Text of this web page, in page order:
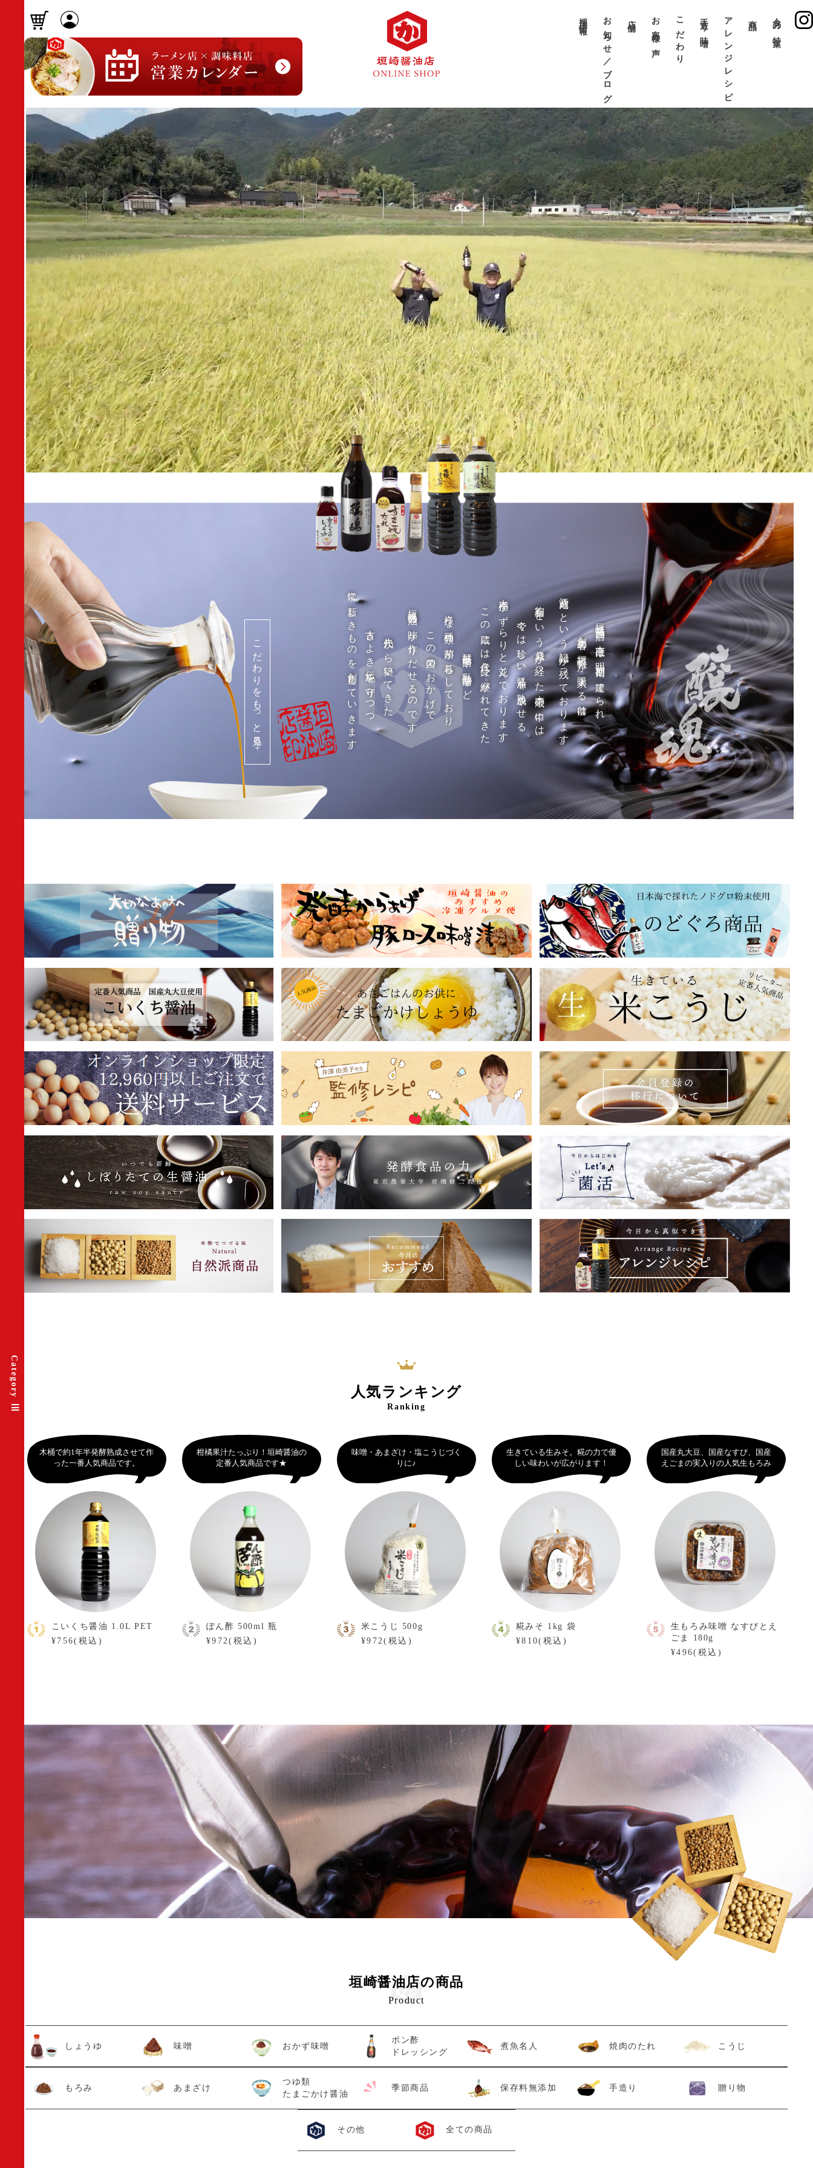
採用情報 お知らせ／ブログ お客様の声 こだわり 手造り味噌 アレンジレシピ 今月の特集
Category
垣崎醤油店の本蔵は明治初期に建てられ、
創業者の垣崎哲一が購入する前は
酒蔵だという記録が残っております。
約百年という歳月が経った本蔵の中には、
今では珍しい醤油を熟成させる
木桶がずらりと並んでおります。
この蔵には代々受け継がれてきた
酵母菌や乳酸菌など
様々な種類の菌が暮らしており、
この菌のおかげで
垣崎醤油の味が作りだせるのです。
先代から築いてきた
古きよき伝統を守りつつ
常に新しきものを創造していきます。
こだわりをもっと見る +
人気ランキング
Ranking
木桶で約1年半発酵熟成させて作
った一番人気商品です。
こいくち醤油 1.0L PET
¥756(税込)
柑橘果汁たっぷり！垣崎醤油の
定番人気商品です★
ぽん酢 500ml 瓶
¥972(税込)
味噌・あまざけ・塩こうじづく
りに♪
米こうじ 500g
¥972(税込)
生きている生みそ。糀の力で優
しい味わいが広がります！
糀みそ 1kg 袋
¥810(税込)
国産丸大豆、国産なすび、国産
えごまの実入りの人気生もろみ
生もろみ味噌 なすびとえ
ごま 180g
¥496(税込)
垣崎醤油店の商品
Product
しょうゆ 味噌 おかず味噌
ポン酢
ドレッシング
煮魚名人 焼肉のたれ こうじ
もろみ あまざけ
つゆ類
たまごかけ醤油
季節商品 保存料無添加 手造り 贈り物
その他 全ての商品